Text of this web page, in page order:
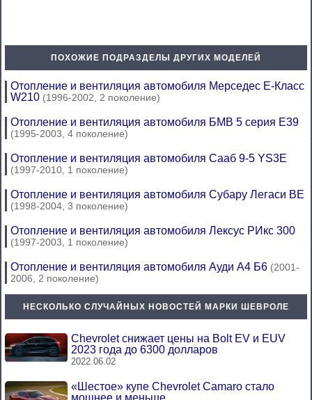
ПОХОЖИЕ ПОДРАЗДЕЛЫ ДРУГИХ МОДЕЛЕЙ
Отопление и вентиляция автомобиля Мерседес E-Класс
W210 (1996-2002, 2 поколение)
Отопление и вентиляция автомобиля БМВ 5 серия Е39
(1995-2003, 4 поколение)
Отопление и вентиляция автомобиля Сааб 9-5 YS3E
(1997-2010, 1 поколение)
Отопление и вентиляция автомобиля Субару Легаси BE
(1998-2004, 3 поколение)
Отопление и вентиляция автомобиля Лексус РИкс 300
(1997-2003, 1 поколение)
Отопление и вентиляция автомобиля Ауди А4 Б6 (2001-
2006, 2 поколение)
НЕСКОЛЬКО СЛУЧАЙНЫХ НОВОСТЕЙ МАРКИ ШЕВРОЛЕ
Chevrolet снижает цены на Bolt EV и EUV
2023 года до 6300 долларов
2022.06.02
«Шестое» купе Chevrolet Camaro стало
мощнее и меньше